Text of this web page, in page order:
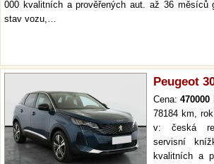
000 kvalitních a prověřených aut. až 36 měsíců
stav vozu,…
Peugeot
Cena:470000
78184 km,
v: česká
servisní
kvalitních a